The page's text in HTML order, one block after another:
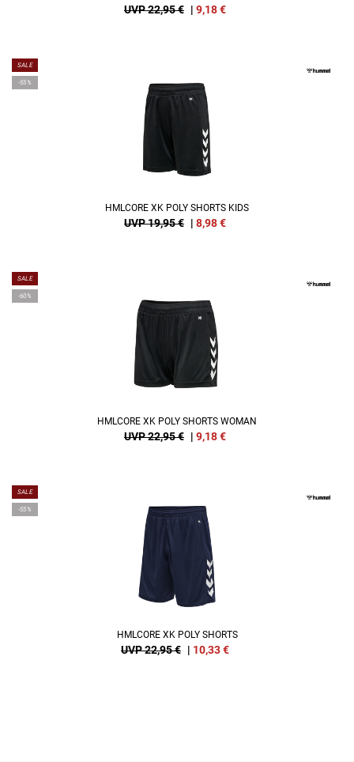
UVP 22,95 € | 9,18€
SALE
-55%
HMLCORE XK POLY SHORTS KIDS
UVP 19,95 € | 8,98€
SALE
-60%
HMLCORE XK POLY SHORTS WOMAN
UVP 22,95 € | 9,18€
SALE
-55%
HMLCORE XK POLY SHORTS
UVP 22,95 € | 10,33€